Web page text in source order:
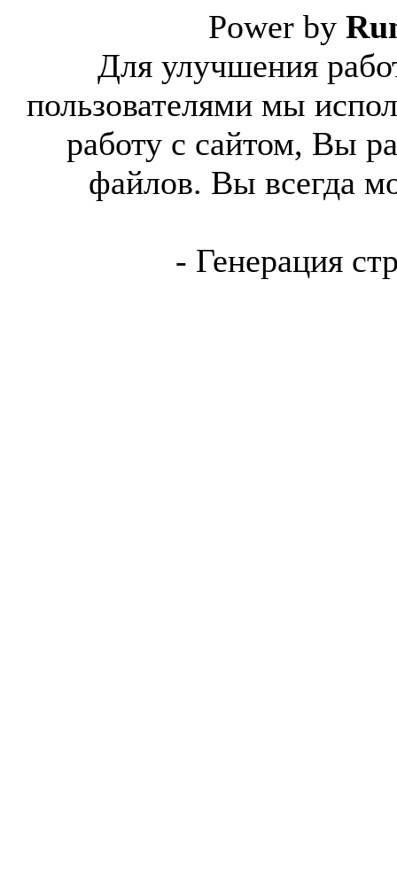
Power by
Для улучшения
пользователями мы
работу с сайтом, Вы
файлов. Вы всегда
- Генерация